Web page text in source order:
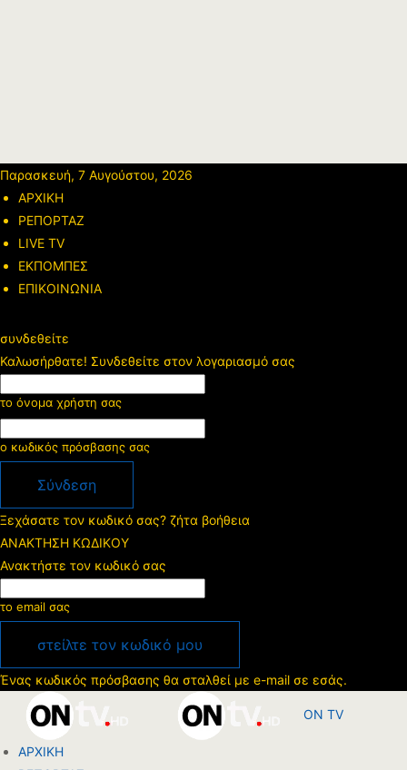
Παρασκευή, 7 Αυγούστου, 2026
ΑΡΧΙΚΗ
ΡΕΠΟΡΤΑΖ
LIVE TV
ΕΚΠΟΜΠΕΣ
ΕΠΙΚΟΙΝΩΝΙΑ
συνδεθείτε
Καλωσήρθατε! Συνδεθείτε στον λογαριασμό σας
το όνομα χρήστη σας
ο κωδικός πρόσβασης σας
Ξεχάσατε τον κωδικό σας? ζήτα βοήθεια
ΑΝΑΚΤΗΣΗ ΚΩΔΙΚΟΥ
Ανακτήστε τον κωδικό σας
το email σας
Ένας κωδικός πρόσβασης θα σταλθεί με e-mail σε εσάς.
ON TV
ΑΡΧΙΚΗ